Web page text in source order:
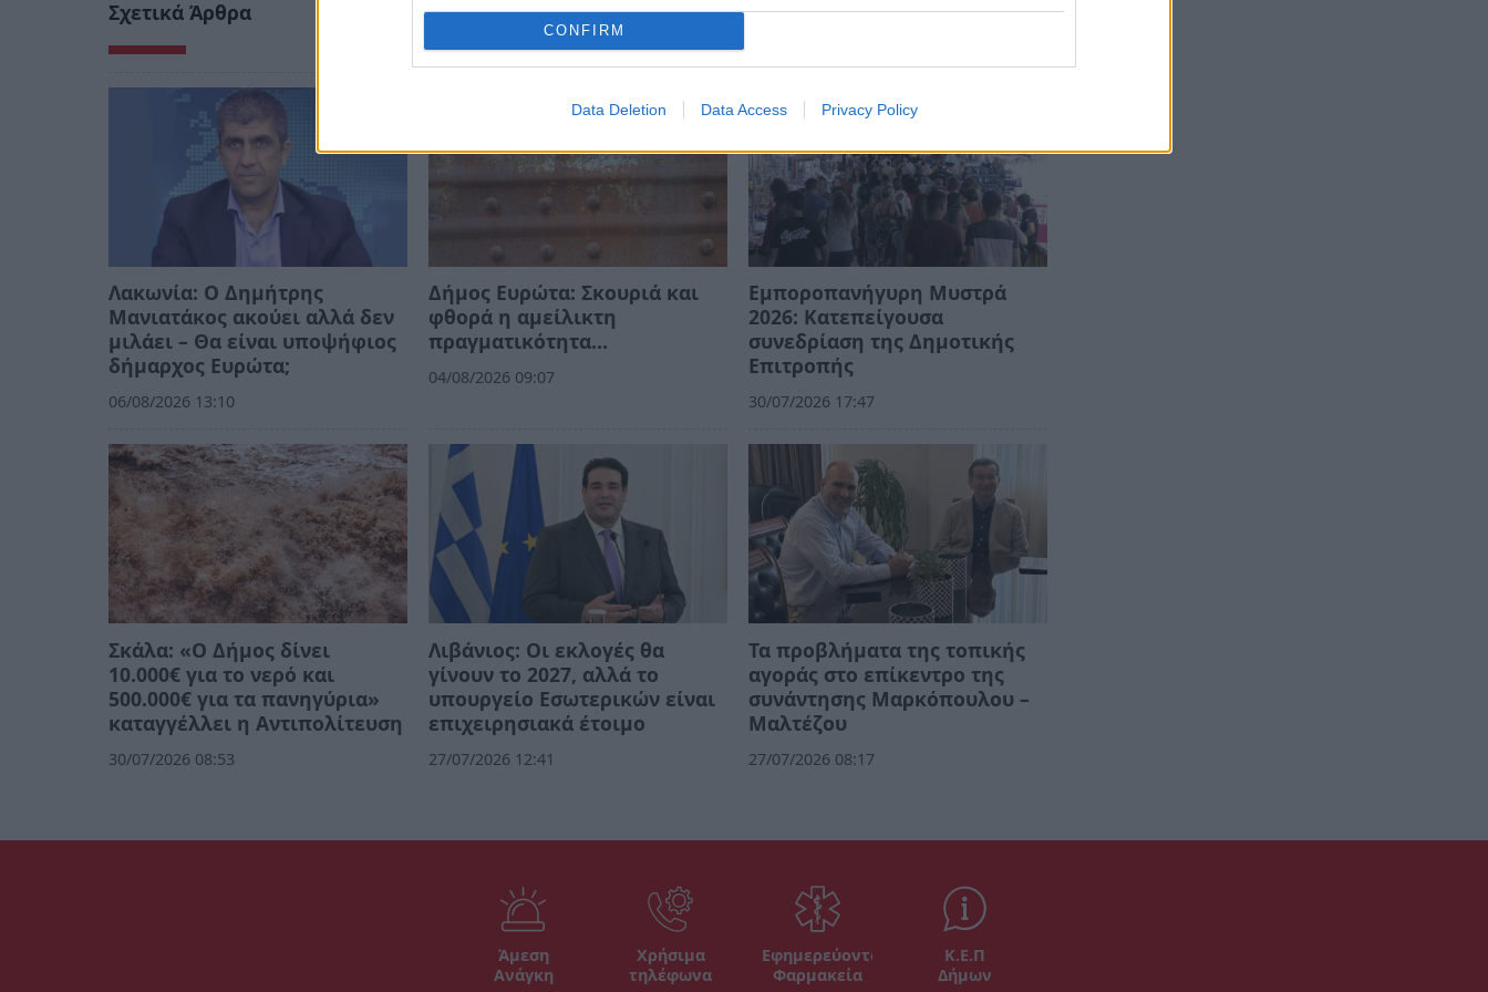
CONFIRM
Data Deletion Data Access Privacy Policy
Σχετικά Άρθρα
Λακωνία: Ο Δημήτρης
Μανιατάκος ακούει αλλά δεν
μιλάει – Θα είναι υποψήφιος
δήμαρχος Ευρώτα;
06/08/2026 13:10
Δήμος Ευρώτα: Σκουριά και
φθορά η αμείλικτη
πραγματικότητα…
04/08/2026 09:07
Εμποροπανήγυρη Μυστρά
2026: Κατεπείγουσα
συνεδρίαση της Δημοτικής
Επιτροπής
30/07/2026 17:47
Σκάλα: «Ο Δήμος δίνει
10.000€ για το νερό και
500.000€ για τα πανηγύρια»
καταγγέλλει η Αντιπολίτευση
30/07/2026 08:53
Λιβάνιος: Οι εκλογές θα
γίνουν το 2027, αλλά το
υπουργείο Εσωτερικών είναι
επιχειρησιακά έτοιμο
27/07/2026 12:41
Τα προβλήματα της τοπικής
αγοράς στο επίκεντρο της
συνάντησης Μαρκόπουλου –
Μαλτέζου
27/07/2026 08:17
Άμεση
Ανάγκη
Χρήσιμα
τηλέφωνα
Εφημερεύοντα
Φαρμακεία
Κ.Ε.Π
Δήμων